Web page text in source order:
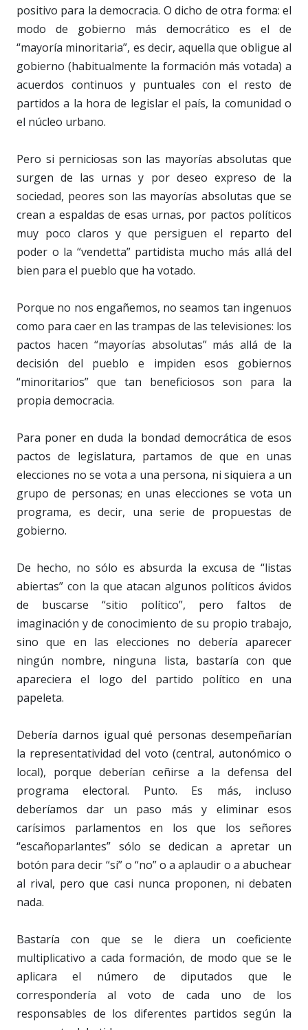
positivo para la democracia. O dicho de otra forma: el
modo de gobierno más democrático es el de
“mayoría minoritaria”, es decir, aquella que obligue al
gobierno (habitualmente la formación más votada) a
acuerdos continuos y puntuales con el resto de
partidos a la hora de legislar el país, la comunidad o
el núcleo urbano.
Pero si perniciosas son las mayorías absolutas que
surgen de las urnas y por deseo expreso de la
sociedad, peores son las mayorías absolutas que se
crean a espaldas de esas urnas, por pactos políticos
muy poco claros y que persiguen el reparto del
poder o la “vendetta” partidista mucho más allá del
bien para el pueblo que ha votado.
Porque no nos engañemos, no seamos tan ingenuos
como para caer en las trampas de las televisiones: los
pactos hacen “mayorías absolutas” más allá de la
decisión del pueblo e impiden esos gobiernos
“minoritarios” que tan beneficiosos son para la
propia democracia.
Para poner en duda la bondad democrática de esos
pactos de legislatura, partamos de que en unas
elecciones no se vota a una persona, ni siquiera a un
grupo de personas; en unas elecciones se vota un
programa, es decir, una serie de propuestas de
gobierno.
De hecho, no sólo es absurda la excusa de “listas
abiertas” con la que atacan algunos políticos ávidos
de buscarse “sitio político”, pero faltos de
imaginación y de conocimiento de su propio trabajo,
sino que en las elecciones no debería aparecer
ningún nombre, ninguna lista, bastaría con que
apareciera el logo del partido político en una
papeleta.
Debería darnos igual qué personas desempeñarían
la representatividad del voto (central, autonómico o
local), porque deberían ceñirse a la defensa del
programa electoral. Punto. Es más, incluso
deberíamos dar un paso más y eliminar esos
carísimos parlamentos en los que los señores
“escañoparlantes” sólo se dedican a apretar un
botón para decir “sí” o “no” o a aplaudir o a abuchear
al rival, pero que casi nunca proponen, ni debaten
nada.
Bastaría con que se le diera un coeficiente
multiplicativo a cada formación, de modo que se le
aplicara el número de diputados que le
correspondería al voto de cada uno de los
responsables de los diferentes partidos según la